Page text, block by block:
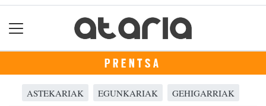
PRENTSA
ASTEKARIAK EGUNKARIAK GEHIGARRIAK